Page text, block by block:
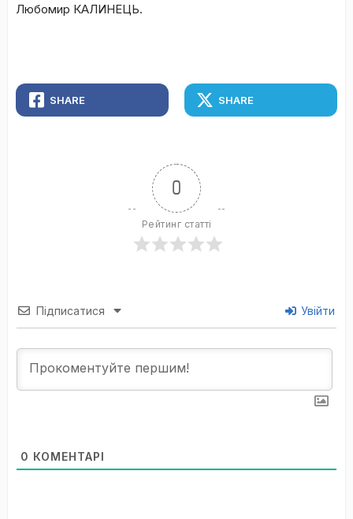
Любомир КАЛИНЕЦЬ.
SHARE SHARE
0
Рейтинг статті
Підписатися Увійти
0 КОМЕНТАРІ